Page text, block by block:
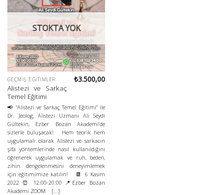
STOKTA YOK
GEÇMIŞ EĞITIMLER
Alistezi ve Sarkaç
Temel Eğitimi
₺3.500,00
📢 “Alistezi ve Sarkaç Temel Eğitimi” ile
Dr. Jeolog, Alistezi Uzmanı Ali Seydi
Gültekin, Ezber Bozan Akademi’de
sizlerle buluşacak! Hem teorik hem
uygulamalı olarak Alistezi ve sarkacın
şifa yöntemlerinde nasıl kullanıldığını
öğrenerek uygulamak ve ruh, beden,
zihin dengelenmesini deneyimlemek
için eğitimimize katılın! 📆 6 Kasım
2022 ⏰ 12:00-20:00 📍Ezber Bozan
Akademi ZOOM [...]